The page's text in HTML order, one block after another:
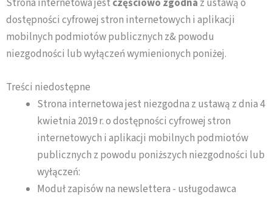
dostępności cyfrowej stron internetowych i aplikacji
mobilnych podmiotów publicznych z& powodu
niezgodności lub wyłączeń wymienionych poniżej.
Treści niedostępne
Strona internetowa jest niezgodna z ustawą z dnia 4
kwietnia 2019 r. o dostępności cyfrowej stron
internetowych i aplikacji mobilnych podmiotów
publicznych z powodu poniższych niezgodności lub
wyłączeń:
Moduł zapisów na newslettera - usługodawca